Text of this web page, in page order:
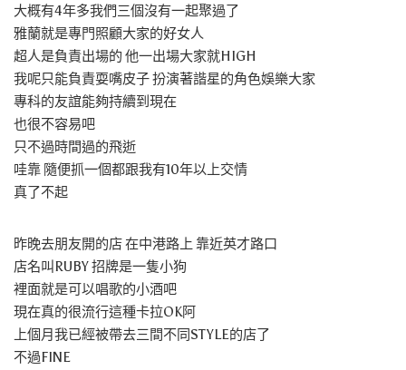
大概有4年多我們三個沒有一起聚過了
雅蘭就是專門照顧大家的好女人
超人是負責出場的 他一出場大家就HIGH
我呢只能負責耍嘴皮子 扮演著諧星的角色娛樂大家
專科的友誼能夠持續到現在
也很不容易吧
只不過時間過的飛逝
哇靠 隨便抓一個都跟我有10年以上交情
真了不起
昨晚去朋友開的店 在中港路上 靠近英才路口
店名叫RUBY 招牌是一隻小狗
裡面就是可以唱歌的小酒吧
現在真的很流行這種卡拉OK阿
上個月我已經被帶去三間不同STYLE的店了
不過FINE